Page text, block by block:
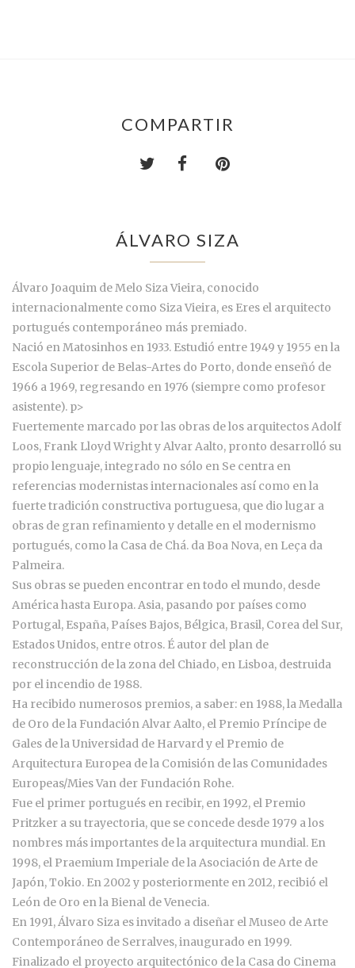
COMPARTIR
ÁLVARO SIZA
Álvaro Joaquim de Melo Siza Vieira, conocido
internacionalmente como Siza Vieira, es Eres el arquitecto
portugués contemporáneo más premiado.
Nació en Matosinhos en 1933. Estudió entre 1949 y 1955 en la
Escola Superior de Belas-Artes do Porto, donde enseñó de
1966 a 1969, regresando en 1976 (siempre como profesor
asistente). p>
Fuertemente marcado por las obras de los arquitectos Adolf
Loos, Frank Lloyd Wright y Alvar Aalto, pronto desarrolló su
propio lenguaje, integrado no sólo en Se centra en
referencias modernistas internacionales así como en la
fuerte tradición constructiva portuguesa, que dio lugar a
obras de gran refinamiento y detalle en el modernismo
portugués, como la Casa de Chá. da Boa Nova, en Leça da
Palmeira.
Sus obras se pueden encontrar en todo el mundo, desde
América hasta Europa. Asia, pasando por países como
Portugal, España, Países Bajos, Bélgica, Brasil, Corea del Sur,
Estados Unidos, entre otros. É autor del plan de
reconstrucción de la zona del Chiado, en Lisboa, destruida
por el incendio de 1988.
Ha recibido numerosos premios, a saber: en 1988, la Medalla
de Oro de la Fundación Alvar Aalto, el Premio Príncipe de
Gales de la Universidad de Harvard y el Premio de
Arquitectura Europea de la Comisión de las Comunidades
Europeas/Mies Van der Fundación Rohe.
Fue el primer portugués en recibir, en 1992, el Premio
Pritzker a su trayectoria, que se concede desde 1979 a los
nombres más importantes de la arquitectura mundial. En
1998, el Praemium Imperiale de la Asociación de Arte de
Japón, Tokio. En 2002 y posteriormente en 2012, recibió el
León de Oro en la Bienal de Venecia.
En 1991, Álvaro Siza es invitado a diseñar el Museo de Arte
Contemporáneo de Serralves, inaugurado en 1999.
Finalizado el proyecto arquitectónico de la Casa do Cinema